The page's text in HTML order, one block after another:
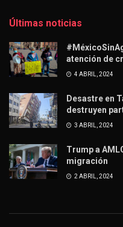
Últimas noticias
atención de
4 ABRIL, 2024
Desastre en
destruyen
3 ABRIL, 2024
Trump a
migración
2 ABRIL, 2024